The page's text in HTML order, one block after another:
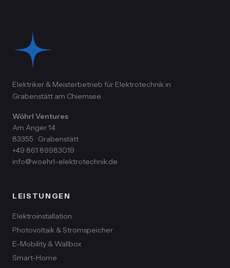
Elektriker & Meisterbetrieb für Elektrotechnik in
Grabenstätt am Chiemsee.
Wöhrl Ventures
Am Anger 14
83355
Grabenstätt
+49 861 89983019
info@woehrl-elektrotechnik.de
LEISTUNGEN
Elektroinstallation
Photovoltaik & Stromspeicher
E-Mobility & Wallbox
Smart-Home